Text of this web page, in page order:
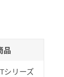
品
シリーズ